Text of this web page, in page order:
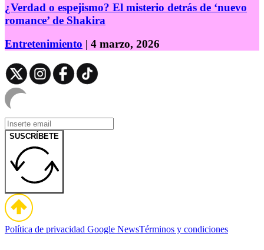
¿Verdad o espejismo? El misterio detrás de ‘nuevo
romance’ de Shakira
Entretenimiento | 4 marzo, 2026
SUSCRÍBETE
Política de privacidad Google NewsTérminos y condiciones